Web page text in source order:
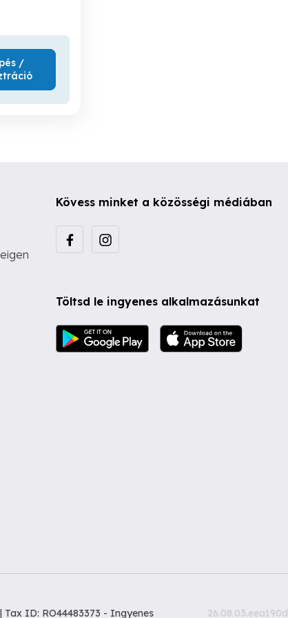
/
Kövess minket a közösségi médiában
Töltsd le ingyenes alkalmazásunkat
ID: RO44483373 - Ingyenes 26.08.03.eea190d